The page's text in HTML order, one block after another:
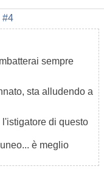
#4
sempre
sta alludendo a
di questo
è meglio